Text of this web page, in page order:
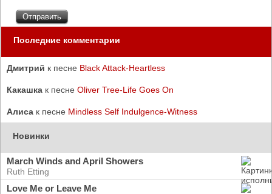
Последние комментарии
Дмитрий к песне Black Attack-Heartless
Какашка к песне Oliver Tree-Life Goes On
Алиса к песне Mindless Self Indulgence-Witness
Новинки
March Winds and April Showers
Ruth Etting
Love Me or Leave Me